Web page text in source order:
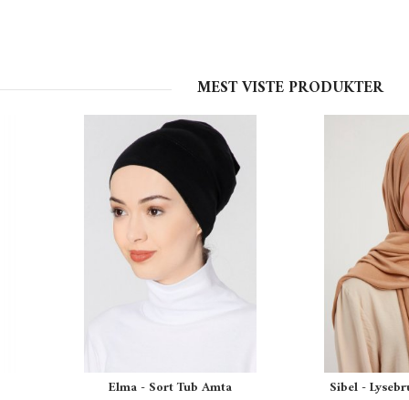
MEST VISTE PRODUKTER
Elma - Sort Tub Amta Sibel -